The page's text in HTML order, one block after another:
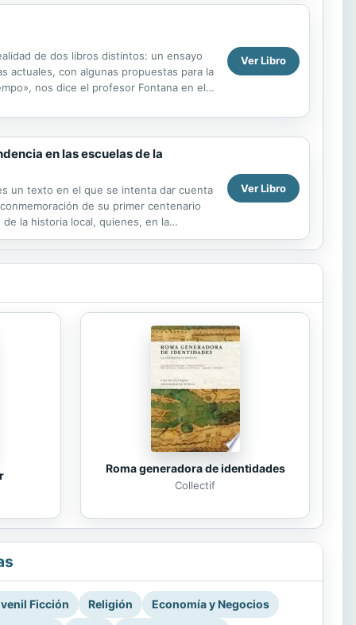
de dos libros distintos: un ensayo
actuales, con algunas propuestas para la
nos dice el profesor Fontana en el
Ver Libro
en las escuelas de la
un texto en el que se intenta dar cuenta
de su primer centenario
la historia local, quienes, en la
Ver Libro
Roma generadora de identidades
Collectif
Ficción Religión
Economía y Negocios